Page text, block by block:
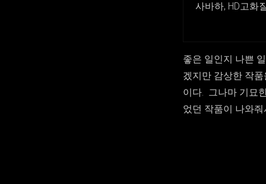
사바하, HD고화
좋은 일인지 나쁜
겠지만 감상한 작
이다. 그나마 기묘
었던 작품이 나와